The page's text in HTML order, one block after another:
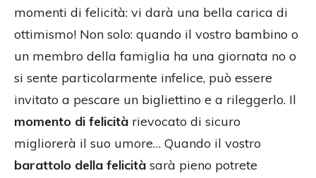
momenti di felicità: vi darà una bella carica di
ottimismo! Non solo: quando il vostro bambino o
un membro della famiglia ha una giornata no o
si sente particolarmente infelice, può essere
invitato a pescare un bigliettino e a rileggerlo. Il
momento di felicità rievocato di sicuro
migliorerà il suo umore… Quando il vostro
barattolo della felicità sarà pieno potrete